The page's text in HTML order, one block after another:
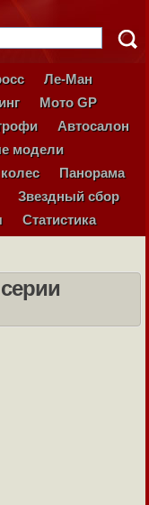
Ле-Ман
Мото GP
Автосалон
модели
Панорама
Звездный сбор
Статистика